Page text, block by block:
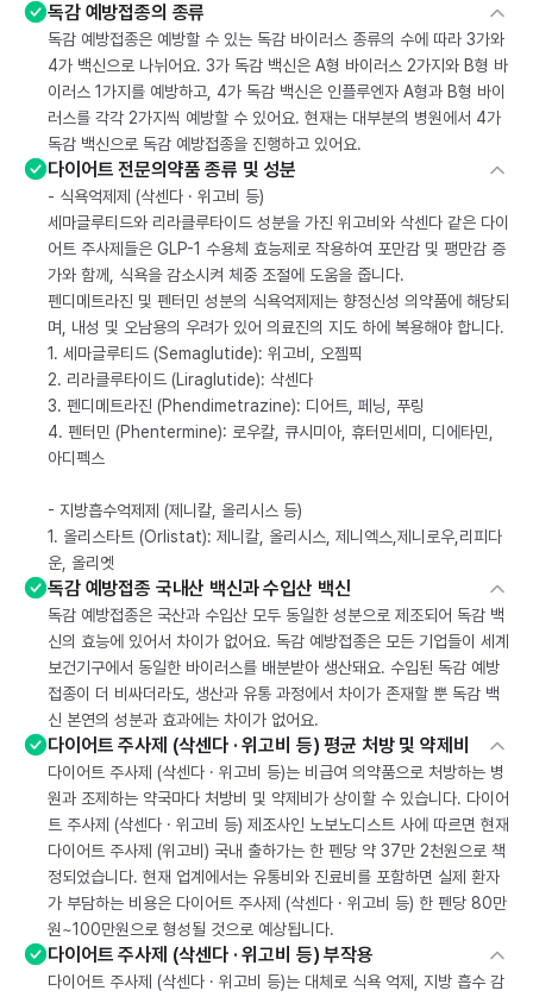
독감 예방접종의 종류
독감 예방접종은 예방할 수 있는 독감 바이러스 종류의 수에 따라 3가와
4가 백신으로 나뉘어요. 3가 독감 백신은 A형 바이러스 2가지와 B형 바
이러스 1가지를 예방하고, 4가 독감 백신은 인플루엔자 A형과 B형 바이
러스를 각각 2가지씩 예방할 수 있어요. 현재는 대부분의 병원에서 4가
독감 백신으로 독감 예방접종을 진행하고 있어요.
다이어트 전문의약품 종류 및 성분
- 식욕억제제 (삭센다 · 위고비 등)
세마글루티드와 리라클루타이드 성분을 가진 위고비와 삭센다 같은 다이
어트 주사제들은 GLP-1 수용체 효능제로 작용하여 포만감 및 팽만감 증
가와 함께, 식욕을 감소시켜 체중 조절에 도움을 줍니다.
펜디메트라진 및 펜터민 성분의 식욕억제제는 향정신성 의약품에 해당되
며, 내성 및 오남용의 우려가 있어 의료진의 지도 하에 복용해야 합니다.
1. 세마글루티드 (Semaglutide): 위고비, 오젬픽
2. 리라클루타이드 (Liraglutide): 삭센다
3. 펜디메트라진 (Phendimetrazine): 디어트, 페닝, 푸링
4. 펜터민 (Phentermine): 로우칼, 큐시미아, 휴터민세미, 디에타민,
아디펙스
- 지방흡수억제제 (제니칼, 올리시스 등)
1. 올리스타트 (Orlistat): 제니칼, 올리시스, 제니엑스,제니로우,리피다
운, 올리엣
독감 예방접종 국내산 백신과 수입산 백신
독감 예방접종은 국산과 수입산 모두 동일한 성분으로 제조되어 독감 백
신의 효능에 있어서 차이가 없어요. 독감 예방접종은 모든 기업들이 세계
보건기구에서 동일한 바이러스를 배분받아 생산돼요. 수입된 독감 예방
접종이 더 비싸더라도, 생산과 유통 과정에서 차이가 존재할 뿐 독감 백
신 본연의 성분과 효과에는 차이가 없어요.
다이어트 주사제 (삭센다 · 위고비 등) 평균 처방 및 약제비
다이어트 주사제 (삭센다 · 위고비 등)는 비급여 의약품으로 처방하는 병
원과 조제하는 약국마다 처방비 및 약제비가 상이할 수 있습니다. 다이어
트 주사제 (삭센다 · 위고비 등) 제조사인 노보노디스트 사에 따르면 현재
다이어트 주사제 (위고비) 국내 출하가는 한 펜당 약 37만 2천원으로 책
정되었습니다. 현재 업계에서는 유통비와 진료비를 포함하면 실제 환자
가 부담하는 비용은 다이어트 주사제 (삭센다 · 위고비 등) 한 펜당 80만
원~100만원으로 형성될 것으로 예상됩니다.
다이어트 주사제 (삭센다 · 위고비 등) 부작용
다이어트 주사제 (삭센다 · 위고비 등)는 대체로 식욕 억제, 지방 흡수 감